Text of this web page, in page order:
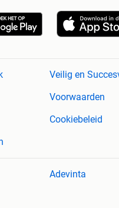
Veilig en
Voorwaarden
Cookiebeleid
Adevinta